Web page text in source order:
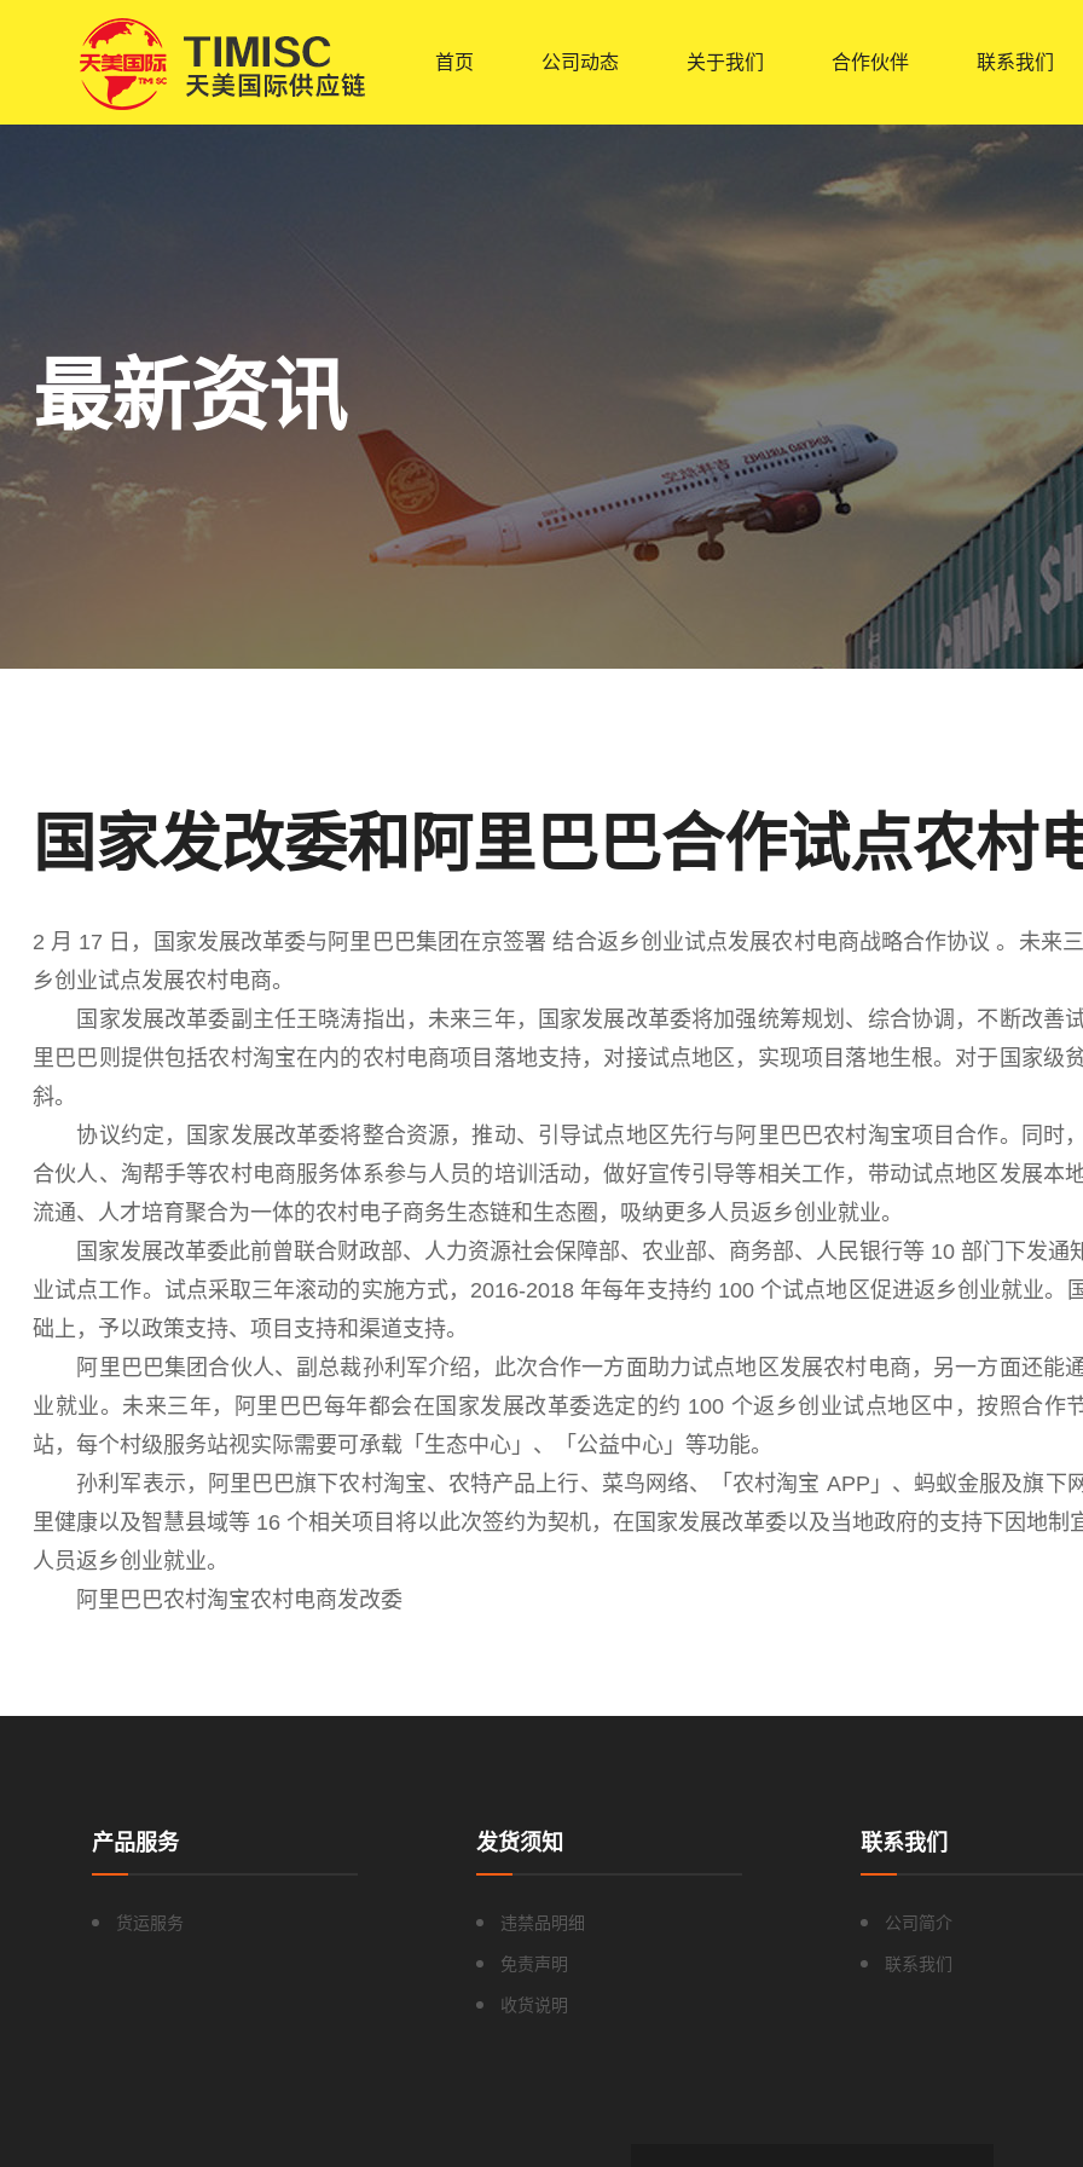
首页 公司动态 关于我们 合作伙伴 联系我们
最新资讯
国家发改委和阿里巴巴合作试点农村
2 月 17 日，国家发展改革委与阿里巴巴集团在京签署 结合返乡创业试点发展农村电商战略合作协议 。未来
乡创业试点发展农村电商。
国家发展改革委副主任王晓涛指出，未来三年，国家发展改革委将加强统筹规划、综合协调，不断改善
里巴巴则提供包括农村淘宝在内的农村电商项目落地支持，对接试点地区，实现项目落地生根。对于国家级
斜。
协议约定，国家发展改革委将整合资源，推动、引导试点地区先行与阿里巴巴农村淘宝项目合作。同时
合伙人、淘帮手等农村电商服务体系参与人员的培训活动，做好宣传引导等相关工作，带动试点地区发展本
流通、人才培育聚合为一体的农村电子商务生态链和生态圈，吸纳更多人员返乡创业就业。
国家发展改革委此前曾联合财政部、人力资源社会保障部、农业部、商务部、人民银行等 10 部门下发通
业试点工作。试点采取三年滚动的实施方式，2016-2018 年每年支持约 100 个试点地区促进返乡创业就业
础上，予以政策支持、项目支持和渠道支持。
阿里巴巴集团合伙人、副总裁孙利军介绍，此次合作一方面助力试点地区发展农村电商，另一方面还能
业就业。未来三年，阿里巴巴每年都会在国家发展改革委选定的约 100 个返乡创业试点地区中，按照合作
站，每个村级服务站视实际需要可承载「生态中心」、「公益中心」等功能。
孙利军表示，阿里巴巴旗下农村淘宝、农特产品上行、菜鸟网络、「农村淘宝 APP」、蚂蚁金服及旗下
里健康以及智慧县域等 16 个相关项目将以此次签约为契机，在国家发展改革委以及当地政府的支持下因地
人员返乡创业就业。
阿里巴巴农村淘宝农村电商发改委
产品服务
货运服务
发货须知
违禁品明细
免责声明
收货说明
联系我们
公司简介
联系我们